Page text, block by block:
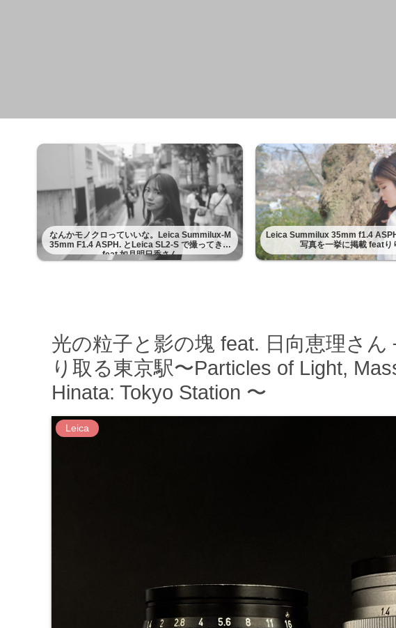
なんかモノクロっていいな。Leica Summilux-M
35mm F1.4 ASPH. とLeica SL2-S で撮ってきた
feat 如月明日香さん
Leica Summilux 35mm f1.4
写真を一挙に掲載 featり
光の粒子と影の塊 feat. 日向恵理さ
り取る東京駅〜Particles of Light,
Hinata: Tokyo Station 〜
Leica